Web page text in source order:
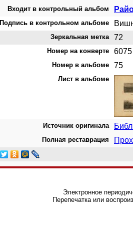
Входит в контрольный альбом
Подпись в контрольном альбоме
Зеркальная метка 72
Номер на конверте 6075
Номер в альбоме 75
Лист в альбоме
Источник оригинала
Полная реставрация
Электронное
Перепечатка или